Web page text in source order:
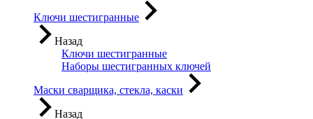
Ключи шестигранные
Назад
Ключи шестигранные
Наборы шестигранных ключей
Маски сварщика, стекла, каски
Назад